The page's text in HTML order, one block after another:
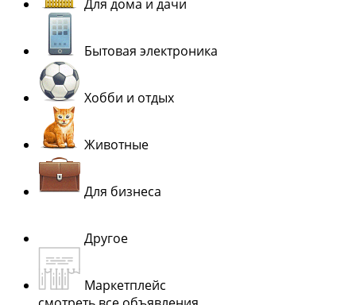
Для дома и дачи
Бытовая электроника
Хобби и отдых
Животные
Для бизнеса
Другое
Маркетплейс